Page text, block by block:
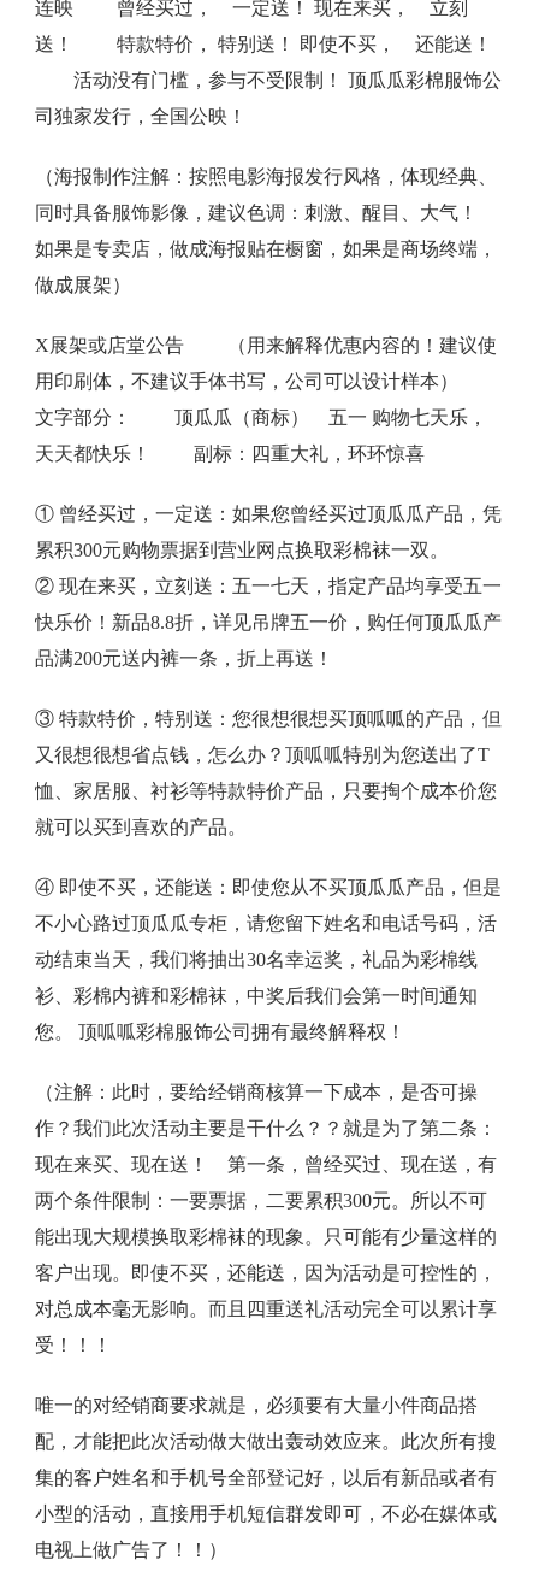
连映 曾经买过， 一定送！ 现在来买， 立刻
送！ 特款特价， 特别送！ 即使不买， 还能送！
活动没有门槛，参与不受限制！ 顶瓜瓜彩棉服饰公
司独家发行，全国公映！
（海报制作注解：按照电影海报发行风格，体现经典、
同时具备服饰影像，建议色调：刺激、醒目、大气！
如果是专卖店，做成海报贴在橱窗，如果是商场终端，
做成展架）
X展架或店堂公告 （用来解释优惠内容的！建议使
用印刷体，不建议手体书写，公司可以设计样本）
文字部分： 顶瓜瓜（商标） 五一 购物七天乐，
天天都快乐！ 副标：四重大礼，环环惊喜
① 曾经买过，一定送：如果您曾经买过顶瓜瓜产品，凭
累积300元购物票据到营业网点换取彩棉袜一双。
② 现在来买，立刻送：五一七天，指定产品均享受五一
快乐价！新品8.8折，详见吊牌五一价，购任何顶瓜瓜产
品满200元送内裤一条，折上再送！
③ 特款特价，特别送：您很想很想买顶呱呱的产品，但
又很想很想省点钱，怎么办？顶呱呱特别为您送出了T
恤、家居服、衬衫等特款特价产品，只要掏个成本价您
就可以买到喜欢的产品。
④ 即使不买，还能送：即使您从不买顶瓜瓜产品，但是
不小心路过顶瓜瓜专柜，请您留下姓名和电话号码，活
动结束当天，我们将抽出30名幸运奖，礼品为彩棉线
衫、彩棉内裤和彩棉袜，中奖后我们会第一时间通知
您。 顶呱呱彩棉服饰公司拥有最终解释权！
（注解：此时，要给经销商核算一下成本，是否可操
作？我们此次活动主要是干什么？？就是为了第二条：
现在来买、现在送！ 第一条，曾经买过、现在送，有
两个条件限制：一要票据，二要累积300元。所以不可
能出现大规模换取彩棉袜的现象。只可能有少量这样的
客户出现。即使不买，还能送，因为活动是可控性的，
对总成本毫无影响。而且四重送礼活动完全可以累计享
受！！！
唯一的对经销商要求就是，必须要有大量小件商品搭
配，才能把此次活动做大做出轰动效应来。此次所有搜
集的客户姓名和手机号全部登记好，以后有新品或者有
小型的活动，直接用手机短信群发即可，不必在媒体或
电视上做广告了！！）